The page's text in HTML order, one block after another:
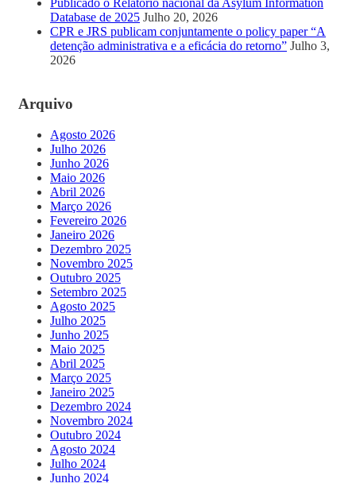
Publicado o Relatório nacional da Asylum Information
Database de 2025 Julho 20, 2026
CPR e JRS publicam conjuntamente o policy paper “A
detenção administrativa e a eficácia do retorno” Julho 3,
2026
Arquivo
Agosto 2026
Julho 2026
Junho 2026
Maio 2026
Abril 2026
Março 2026
Fevereiro 2026
Janeiro 2026
Dezembro 2025
Novembro 2025
Outubro 2025
Setembro 2025
Agosto 2025
Julho 2025
Junho 2025
Maio 2025
Abril 2025
Março 2025
Janeiro 2025
Dezembro 2024
Novembro 2024
Outubro 2024
Agosto 2024
Julho 2024
Junho 2024